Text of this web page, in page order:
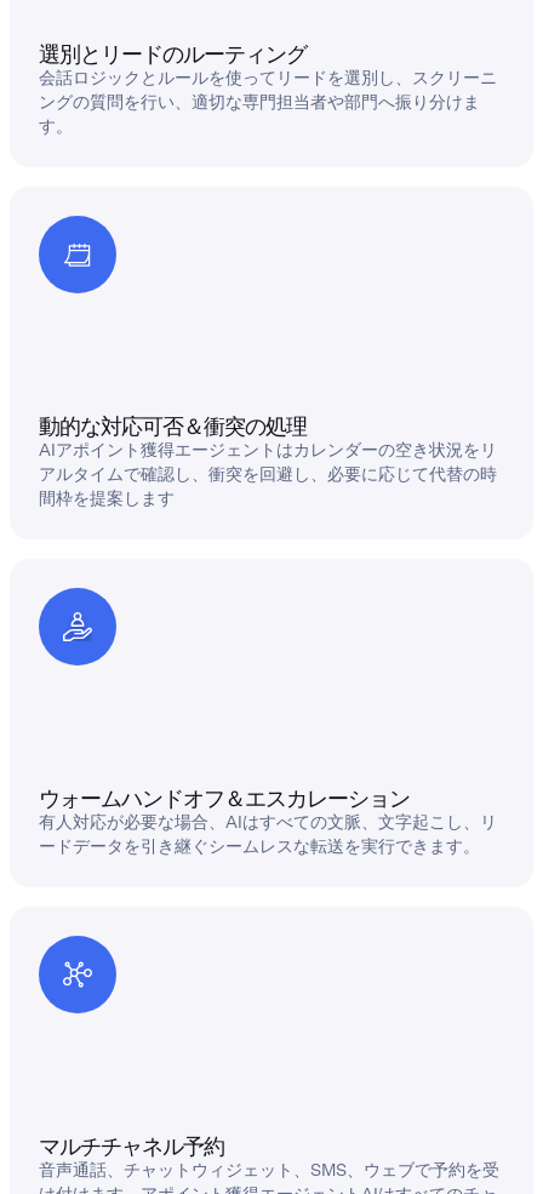
選別とリードのルーティング
会話ロジックとルールを使ってリードを選別し、スクリーニ
ングの質問を行い、適切な専門担当者や部門へ振り分けま
す。
動的な対応可否＆衝突の処理
AIアポイント獲得エージェントはカレンダーの空き状況をリ
アルタイムで確認し、衝突を回避し、必要に応じて代替の時
間枠を提案します
ウォームハンドオフ＆エスカレーション
有人対応が必要な場合、AIはすべての文脈、文字起こし、リ
ードデータを引き継ぐシームレスな転送を実行できます。
マルチチャネル予約
音声通話、チャットウィジェット、SMS、ウェブで予約を受